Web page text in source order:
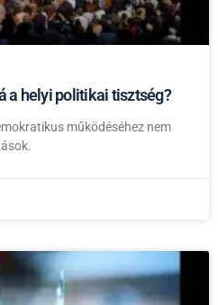
a helyi politikai tisztség?
működéséhez nem